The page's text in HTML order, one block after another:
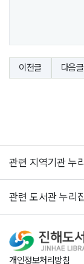
이전글 다음글
개인정보처리방침